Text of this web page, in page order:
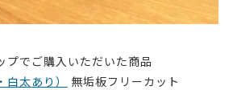
プでご購入いただいた商品
白太あり）
無垢板フリーカット